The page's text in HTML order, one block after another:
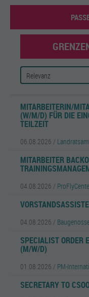
MITARBEITERIN/
(W/M/D) FÜR DIE
TEILZEIT
06.08.2026 /
MITARBEITER
04.08.2026 /
04.08.2026 /
SPECIALIST ORDER
(M/W/D)
01.08.2026 / PM-
SECRETARY TO